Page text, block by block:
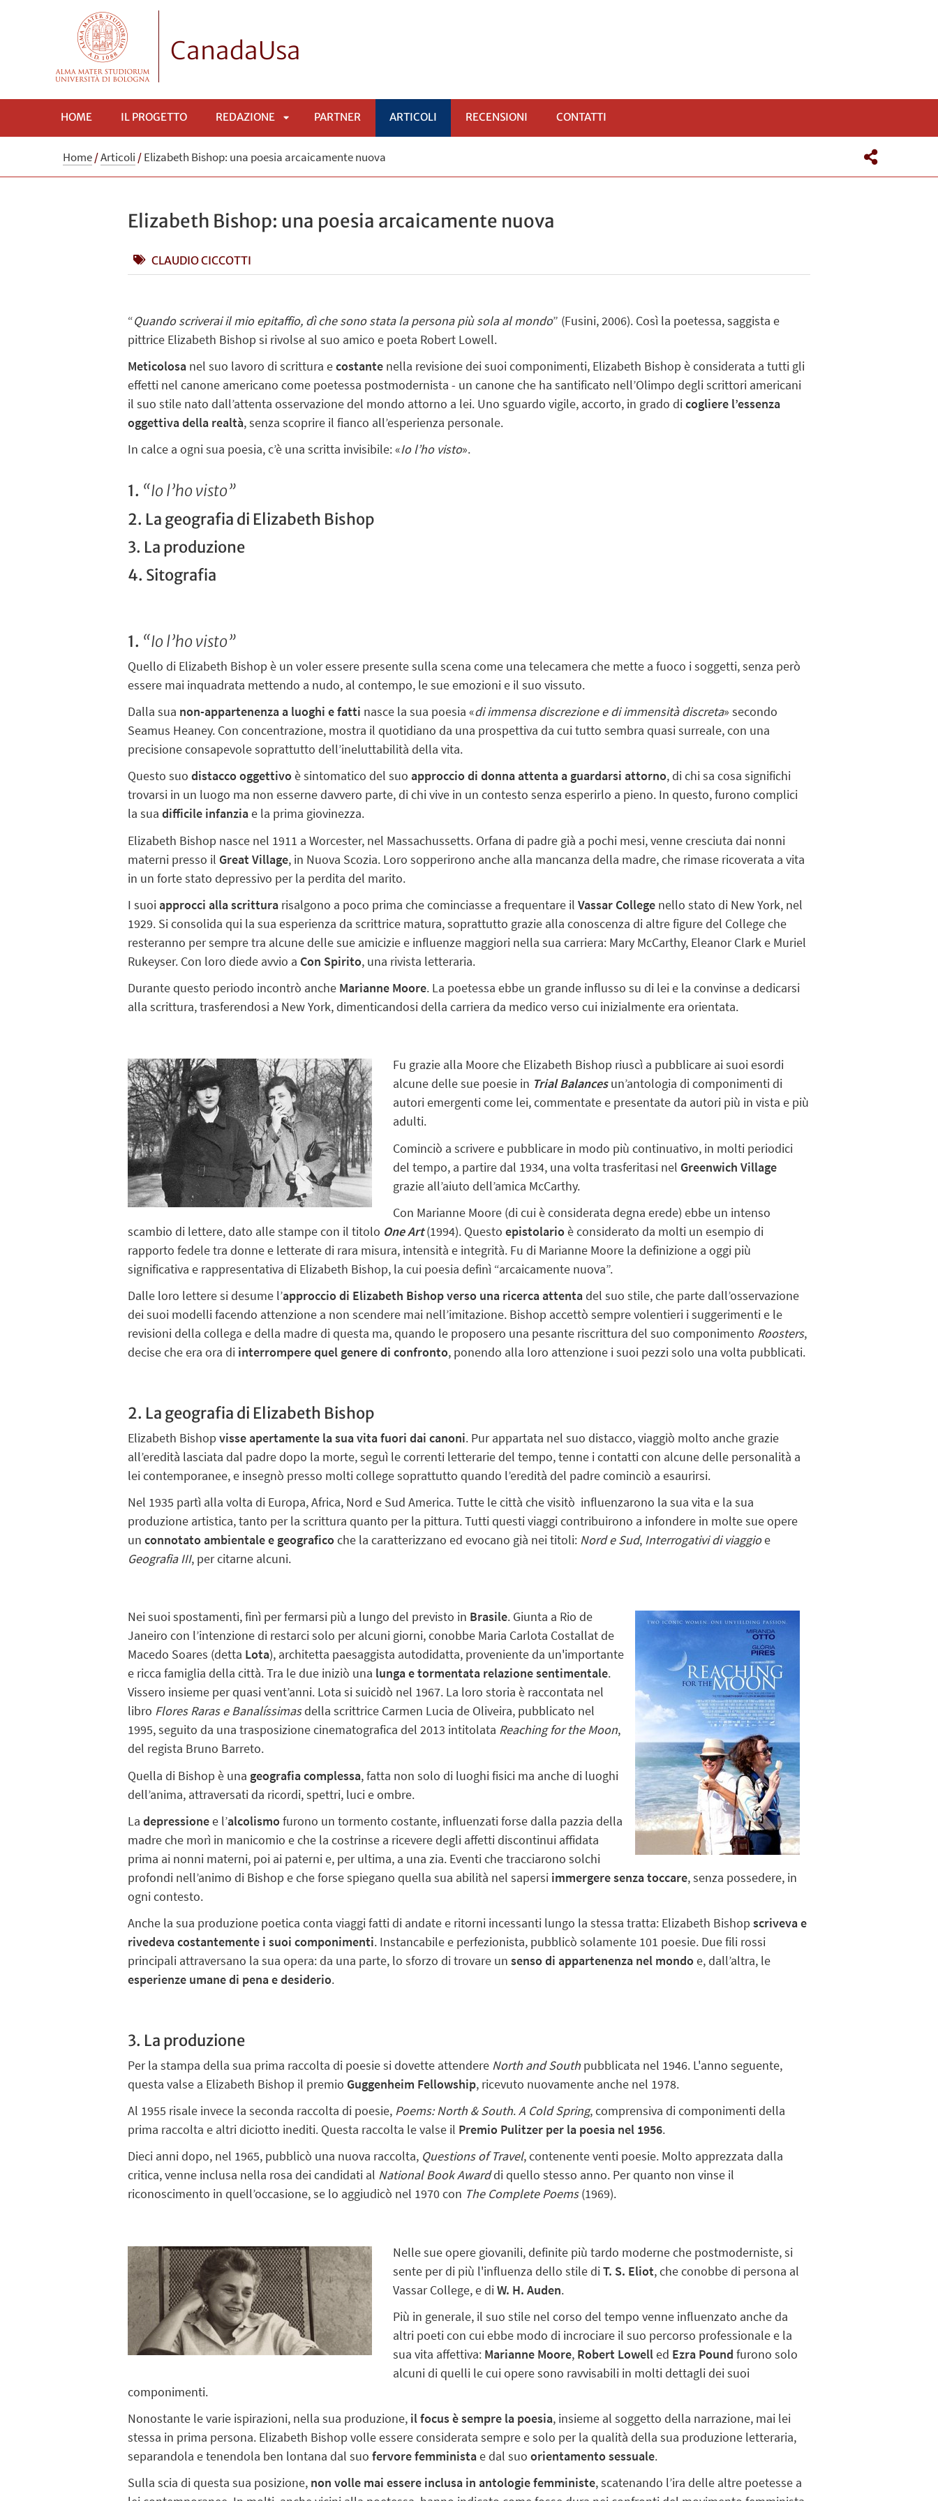
CanadaUsa
HOME IL PROGETTO REDAZIONE
APRI
PARTNER ARTICOLI RECENSIONI CONTATTI
Home/Articoli /Elizabeth Bishop: una poesia arcaicamente nuova
Elizabeth Bishop: una poesia arcaicamente nuova
CLAUDIO CICCOTTI
“Quando scriverai il mio epitaffio, dì che sono stata la persona più sola al mondo” (Fusini, 2006). Così la poetessa, saggista e
pittrice Elizabeth Bishop si rivolse al suo amico e poeta Robert Lowell.
Meticolosa nel suo lavoro di scrittura ecostante nella revisione dei suoi componimenti, Elizabeth Bishop è considerata a tutti gli
effetti nel canone americano come poetessa postmodernista - un canone che ha santificato nell’Olimpo degli scrittori americani
il suo stile nato dall’attenta osservazione del mondo attorno a lei. Uno sguardo vigile, accorto, in grado dicogliere l’essenza
oggettiva della realtà, senza scoprire il fianco all’esperienza personale.
In calce a ogni sua poesia, c’è una scritta invisibile: «Io l’ho visto».
1. “Io l’ho visto”
2. La geografia di Elizabeth Bishop
3. La produzione
4. Sitografia
1. “Io l’ho visto”
Quello di Elizabeth Bishop è un voler essere presente sulla scena come una telecamera che mette a fuoco i soggetti, senza però
essere mai inquadrata mettendo a nudo, al contempo, le sue emozioni e il suo vissuto.
Dalla sua non-appartenenza a luoghi e fatti nasce la sua poesia «di immensa discrezione e di immensità discreta» secondo
Seamus Heaney. Con concentrazione, mostra il quotidiano da una prospettiva da cui tutto sembra quasi surreale, con una
precisione consapevole soprattutto dell’ineluttabilità della vita.
Questo suodistacco oggettivoè sintomatico del suoapproccio di donna attenta a guardarsi attorno, di chi sa cosa significhi
trovarsi in un luogo ma non esserne davvero parte, di chi vive in un contesto senza esperirlo a pieno. In questo, furono complici
la suadifficile infanziae la prima giovinezza.
Elizabeth Bishop nasce nel 1911 a Worcester, nel Massachussetts. Orfana di padre già a pochi mesi, venne cresciuta dai nonni
materni presso il Great Village, in Nuova Scozia. Loro sopperirono anche alla mancanza della madre, che rimase ricoverata a vita
in un forte stato depressivo per la perdita del marito.
I suoiapprocci alla scrittura risalgono a poco prima che cominciasse a frequentare ilVassar College nello stato di New York, nel
1929. Si consolida qui la sua esperienza da scrittrice matura, soprattutto grazie alla conoscenza di altre figure del College che
resteranno per sempre tra alcune delle sue amicizie e influenze maggiori nella sua carriera: Mary McCarthy, Eleanor Clark e Muriel
Rukeyser. Con loro diede avvio a Con Spirito, una rivista letteraria.
Durante questo periodo incontrò anche Marianne Moore. La poetessa ebbe un grande influsso su di lei e la convinse a dedicarsi
alla scrittura, trasferendosi a New York, dimenticandosi della carriera da medico verso cui inizialmente era orientata.
Fu grazie alla Moore che Elizabeth Bishop riuscì a pubblicare ai suoi esordi
alcune delle sue poesie in Trial Balancesun’antologia di componimenti di
autori emergenti come lei, commentate e presentate da autori più in vista e più
adulti.
Cominciò a scrivere e pubblicare in modo più continuativo, in molti periodici
del tempo, a partire dal 1934, una volta trasferitasi nel Greenwich Village
grazie all’aiuto dell’amica McCarthy.
Con Marianne Moore (di cui è considerata degna erede) ebbe un intenso
scambio di lettere, dato alle stampe con il titolo One Art(1994). Questoepistolarioè considerato da molti un esempio di
rapporto fedele tra donne e letterate di rara misura, intensità e integrità. Fu di Marianne Moore la definizione a oggi più
significativa e rappresentativa di Elizabeth Bishop, la cui poesia definì “arcaicamente nuova”.
Dalle loro lettere si desume l’approccio di Elizabeth Bishop verso una ricerca attentadel suo stile, che parte dall’osservazione
dei suoi modelli facendo attenzione a non scendere mai nell’imitazione. Bishop accettò sempre volentieri i suggerimenti e le
revisioni della collega e della madre di questa ma, quando le proposero una pesante riscrittura del suo componimento Roosters,
decise che era ora di interrompere quel genere di confronto, ponendo alla loro attenzione i suoi pezzi solo una volta pubblicati.
2. La geografia di Elizabeth Bishop
Elizabeth Bishopvisse apertamente la sua vita fuori dai canoni. Pur appartata nel suo distacco, viaggiò molto anche grazie
all’eredità lasciata dal padre dopo la morte, seguì le correnti letterarie del tempo, tenne i contatti con alcune delle personalità a
lei contemporanee, e insegnò presso molti college soprattutto quando l’eredità del padre cominciò a esaurirsi.
Nel 1935 partì alla volta di Europa, Africa, Nord e Sud America. Tutte le città che visitò influenzarono la sua vita e la sua
produzione artistica, tanto per la scrittura quanto per la pittura.Tutti questi viaggi contribuirono a infondere in molte sue opere
unconnotato ambientale e geograficoche la caratterizzano ed evocano già nei titoli: Nord e Sud, Interrogativi di viaggioe
Geografia III, per citarne alcuni.
Nei suoi spostamenti, finì per fermarsi più a lungo del previsto in Brasile. Giunta a Rio de
Janeiro con l’intenzione di restarci solo per alcuni giorni, conobbe Maria Carlota Costallat de
Macedo Soares (detta Lota), architetta paesaggista autodidatta, proveniente da un'importante
e ricca famiglia della città. Tra le due iniziò una lunga e tormentata relazione sentimentale.
Vissero insieme per quasi vent’anni. Lota si suicidò nel 1967. La loro storia è raccontata nel
libro Flores Raras e Banalíssimasdella scrittrice Carmen Lucia de Oliveira, pubblicato nel
1995, seguito da una trasposizione cinematografica del 2013 intitolata Reaching for the Moon,
del regista Bruno Barreto.
Quella di Bishop è una geografia complessa, fatta non solo di luoghi fisici ma anche di luoghi
dell’anima, attraversati da ricordi, spettri, luci e ombre.
Ladepressionee l’alcolismofurono un tormento costante, influenzati forse dalla pazzia della
madre che morì in manicomio e che la costrinse a ricevere degli affetti discontinui affidata
prima ai nonni materni, poi ai paterni e, per ultima, a una zia. Eventi che tracciarono solchi
profondi nell’animo di Bishop e che forse spiegano quella sua abilità nel sapersi immergere senza toccare, senza possedere, in
ogni contesto.
Anche la sua produzione poetica conta viaggi fatti di andate e ritorni incessanti lungo la stessa tratta: Elizabeth Bishopscriveva e
rivedeva costantemente i suoi componimenti. Instancabile e perfezionista, pubblicò solamente 101 poesie. Due fili rossi
principali attraversano la sua opera: da una parte, lo sforzo di trovare unsenso di appartenenza nel mondoe, dall’altra, le
esperienze umane di pena e desiderio.
3. La produzione
Per la stampa della sua prima raccolta di poesie si dovette attendere North and South pubblicata nel 1946. L'anno seguente,
questa valse a Elizabeth Bishop il premio Guggenheim Fellowship, ricevuto nuovamente anche nel 1978.
Al 1955 risale invece la seconda raccolta di poesie, Poems: North & South.A Cold Spring, comprensiva di componimenti della
prima raccolta e altri diciotto inediti. Questa raccolta le valse il Premio Pulitzer per la poesia nel 1956.
Dieci anni dopo, nel 1965, pubblicò una nuova raccolta, Questions of Travel, contenente venti poesie. Molto apprezzata dalla
critica, venne inclusa nella rosa dei candidati al National Book Awarddi quello stesso anno. Per quanto non vinse il
riconoscimento in quell’occasione, se lo aggiudicò nel 1970 con The Complete Poems(1969).
Nelle sue opere giovanili, definite più tardo moderne che postmoderniste, si
sente per di più l'influenza dello stile diT. S. Eliot, che conobbe di persona al
Vassar College, e diW. H. Auden.
Più in generale, il suo stile nel corso del tempo venne influenzato anche da
altri poeti con cui ebbe modo di incrociare il suo percorso professionale e la
sua vita affettiva: Marianne Moore, Robert Lowelled Ezra Pound furono solo
alcuni di quelli le cui opere sono ravvisabili in molti dettagli dei suoi
componimenti.
Nonostante le varie ispirazioni, nella sua produzione, il focus è sempre la poesia, insieme al soggetto della narrazione, mai lei
stessa in prima persona. Elizabeth Bishop volle essere considerata sempre e solo per la qualità della sua produzione letteraria,
separandola e tenendola ben lontana dal suofervore femministae dal suoorientamento sessuale.
Sulla scia di questa sua posizione, non volle mai essere inclusa in antologie femministe, scatenando l’ira delle altre poetesse a